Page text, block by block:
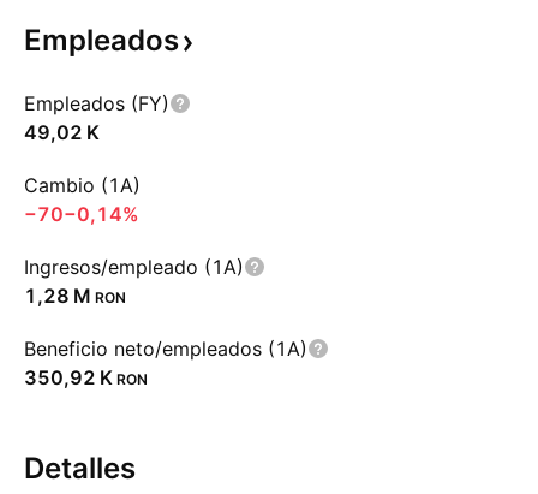
Empleados
Empleados (FY)
‪49,02 K‬
Cambio (1A)
−70−0,14%
Ingresos/empleado (1A)
‪1,28 M‬ RON
Beneficio neto/empleados (1A)
‪350,92 K‬ RON
Detalles